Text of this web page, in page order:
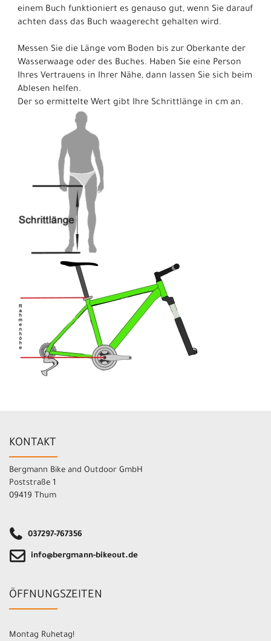
einem Buch funktioniert es genauso gut, wenn Sie darauf
achten dass das Buch waagerecht gehalten wird.
Messen Sie die Länge vom Boden bis zur Oberkante der
Wasserwaage oder des Buches. Haben Sie eine Person
Ihres Vertrauens in Ihrer Nähe, dann lassen Sie sich beim
Ablesen helfen.
Der so ermittelte Wert gibt Ihre Schrittlänge in cm an.
KONTAKT
Bergmann Bike and Outdoor GmbH
Poststraße 1
09419 Thum
037297-767356
info@bergmann-bikeout.de
ÖFFNUNGSZEITEN
Montag Ruhetag!